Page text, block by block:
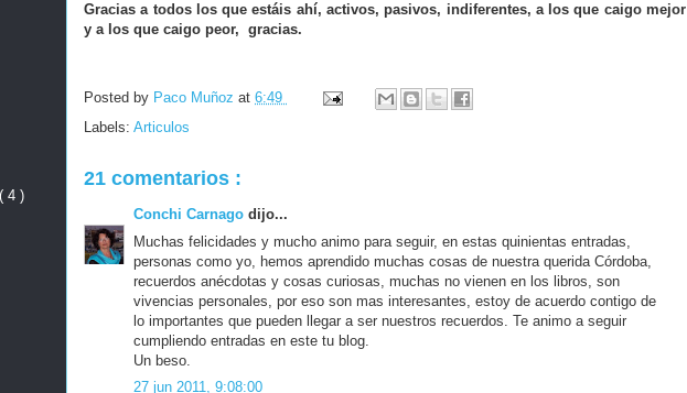
Gracias a todos los que estáis ahí, activos, pasivos, indiferentes, a los que caigo mejor
y a los que caigo peor, gracias.
Posted by Paco Muñoz at 6:49
Labels: Articulos
21 comentarios :
Conchi Carnago dijo...
Muchas felicidades y mucho animo para seguir, en estas quinientas entradas,
personas como yo, hemos aprendido muchas cosas de nuestra querida Córdoba,
recuerdos anécdotas y cosas curiosas, muchas no vienen en los libros, son
vivencias personales, por eso son mas interesantes, estoy de acuerdo contigo de
lo importantes que pueden llegar a ser nuestros recuerdos. Te animo a seguir
cumpliendo entradas en este tu blog.
Un beso.
27 jun 2011, 9:08:00
( 4 )